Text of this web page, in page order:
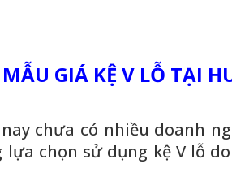
GIÁ KỆ V LỖ TẠI
chưa có nhiều doanh
lựa chọn sử dụng kệ V lỗ